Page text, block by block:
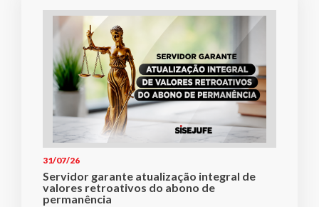
31/07/26
Servidor garante atualização integral de
valores retroativos do abono de
permanência